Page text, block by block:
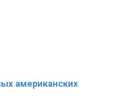
американских